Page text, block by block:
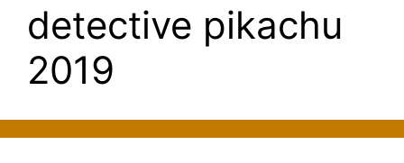
detective pikachu
2019